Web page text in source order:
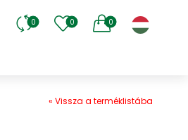
0 0 0
« Vissza a terméklistába